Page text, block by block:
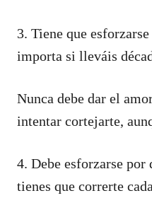
3. Tiene que
importa si lleváis
Nunca debe dar el
intentar cortejarte,
4. Debe esforzarse por
tienes que correrte